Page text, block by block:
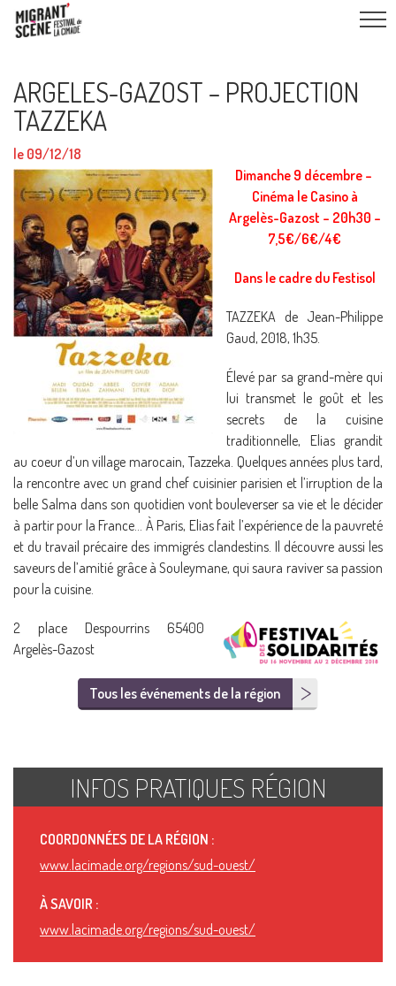
ARGELES-GAZOST – PROJECTION
TAZZEKA
le 09/12/18
Dimanche 9 décembre –
Cinéma le Casino à
Argelès-Gazost – 20h30 –
7,5€/6€/4€
Dans le cadre du Festisol
TAZZEKA de Jean-Philippe
Gaud, 2018, 1h35.
Élevé par sa grand-mère qui
lui transmet le goût et les
secrets de la cuisine
traditionnelle, Elias grandit
au coeur d’un village marocain, Tazzeka. Quelques années plus tard,
la rencontre avec un grand chef cuisinier parisien et l’irruption de la
belle Salma dans son quotidien vont bouleverser sa vie et le décider
à partir pour la France… À Paris, Elias fait l’expérience de la pauvreté
et du travail précaire des immigrés clandestins. Il découvre aussi les
saveurs de l’amitié grâce à Souleymane, qui saura raviver sa passion
pour la cuisine.
2 place Despourrins 65400
Argelès-Gazost
Tous les événements de la région
INFOS PRATIQUES RÉGION
COORDONNÉES DE LA RÉGION :
www.lacimade.org/regions/sud-ouest/
À SAVOIR :
www.lacimade.org/regions/sud-ouest/